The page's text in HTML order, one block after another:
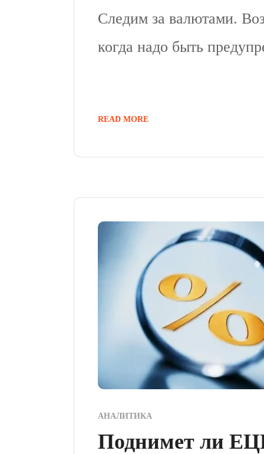
Следим за валютами.
когда надо быть
READ MORE
АНАЛИТИКА
Поднимет ли